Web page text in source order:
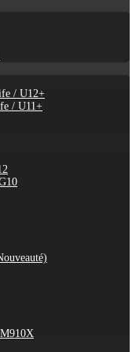
/ U12+
/ U11+